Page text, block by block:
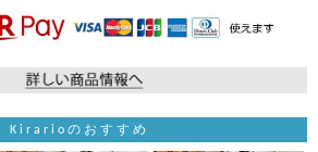
Kirarioのおすすめ